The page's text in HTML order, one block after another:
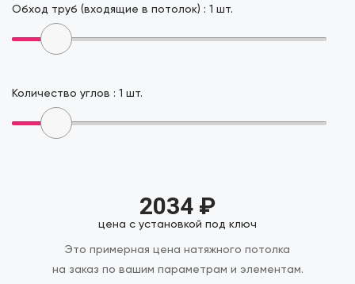
Обход труб (входящие в потолок) : 1 шт.
Количество углов : 1 шт.
2034 ₽
цена с установкой под ключ
Это примерная цена натяжного потолка
на заказ по вашим параметрам и элементам.